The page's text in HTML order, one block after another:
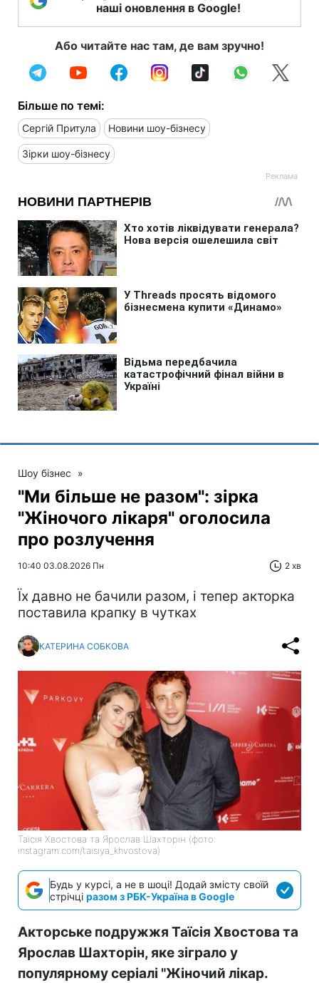
наші оновлення в Google!
Або читайте нас там, де вам зручно!
Більше по темі:
Сергій Притула Новини шоу-бізнесу
Зірки шоу-бізнесу
Шоу бізнес »
"Ми більше не разом": зірка
"Жіночого лікаря" оголосила
про розлучення
10:40 03.08.2026 Пн 2 хв
Їх давно не бачили разом, і тепер акторка
поставила крапку в чутках
КАТЕРИНА СОБКОВА
Таїсія Хвостова та Ярослав Шахторін (фото:
instagram.com/taisiya_khvostova)
Будь у курсі, а не в шоці! Додай змісту своїй
стрічці разом з РБК-Україна в Google
Акторське подружжя Таїсія Хвостова та
Ярослав Шахторін, яке зіграло у
популярному серіалі "Жіночий лікар.